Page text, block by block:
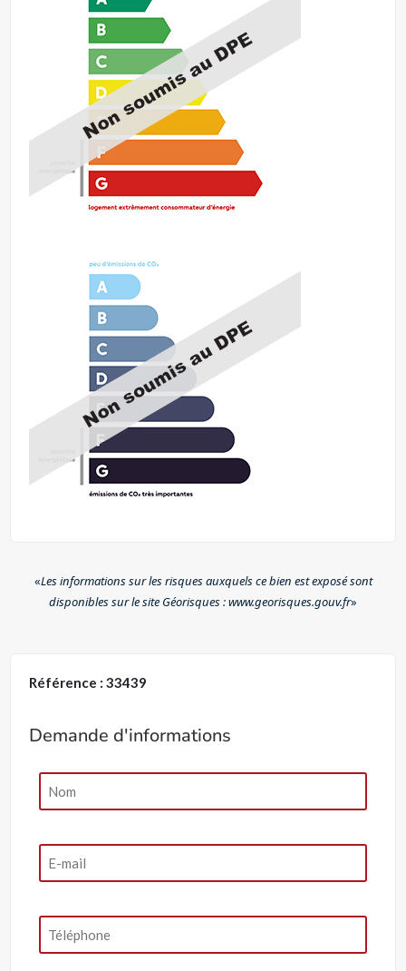
«Les informations sur les risques auxquels ce bien est exposé sont
disponibles sur le site Géorisques : www.georisques.gouv.fr»
Référence : 33439
Demande d'informations